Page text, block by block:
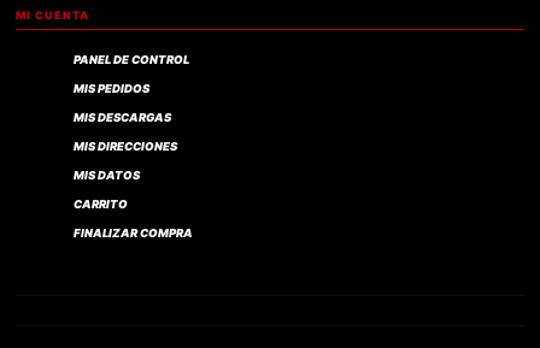
MI CUENTA
PANEL DE CONTROL
MIS PEDIDOS
MIS DESCARGAS
MIS DIRECCIONES
MIS DATOS
CARRITO
FINALIZAR COMPRA